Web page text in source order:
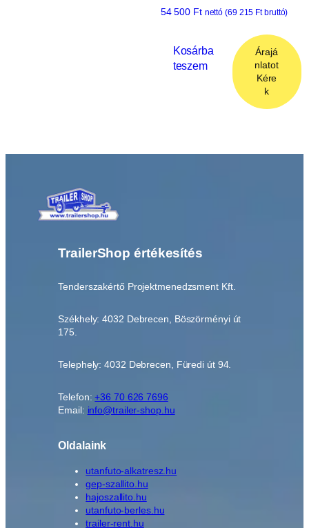
54 500 Ft nettó (69 215 Ftbruttó)
Kosárba
teszem
Árajá
nlatot
Kére
k
TrailerShop értékesítés
Tenderszakértő Projektmenedzsment Kft.
Székhely: 4032 Debrecen, Böszörményi út
175.
Telephely: 4032 Debrecen, Füredi út 94.
Telefon:+36 70 626 7696
Email: info@trailer-shop.hu
Oldalaink
utanfuto-alkatresz.hu
gep-szallito.hu
hajoszallito.hu
utanfuto-berles.hu
trailer-rent.hu